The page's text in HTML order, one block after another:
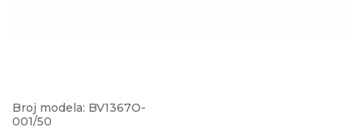
Broj modela: BV1367O-
001/50